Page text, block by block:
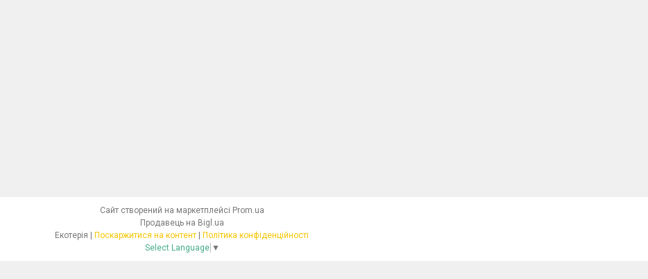
Сайт створений на маркетплейсі Prom.ua
Продавець на Bigl.ua
Екотерія | Поскаржитися на контент | Політика конфіденційності
Select Language ▼